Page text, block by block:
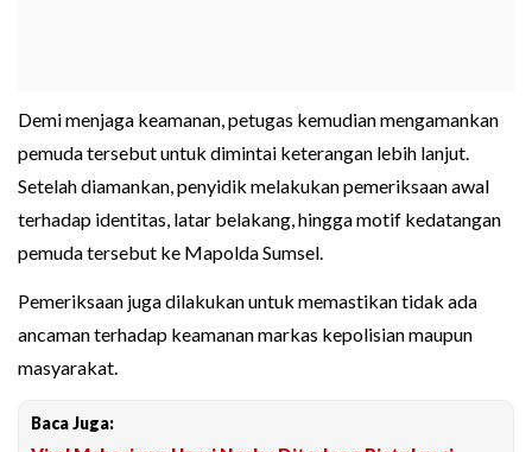
Demi menjaga keamanan, petugas kemudian mengamankan
pemuda tersebut untuk dimintai keterangan lebih lanjut.
Setelah diamankan, penyidik melakukan pemeriksaan awal
terhadap identitas, latar belakang, hingga motif kedatangan
pemuda tersebut ke Mapolda Sumsel.
Pemeriksaan juga dilakukan untuk memastikan tidak ada
ancaman terhadap keamanan markas kepolisian maupun
masyarakat.
Baca Juga: